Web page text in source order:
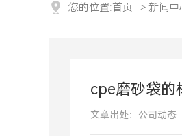
您的位置:首页 -> 新闻中
cpe磨砂袋的
文章出处：公司动态